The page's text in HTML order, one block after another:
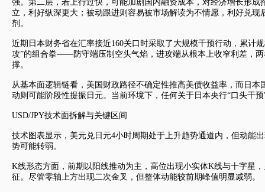
强。第二层，若上行过快，可能加剧国内融资成本，对经济增长形成
立，利好纵深更大；被动跟进则容易被市场解读为不情愿，利好兑现
剂。
近期日本财务省在汇率接近160关口时采取了大规模干预行动，累计
攻”的组合拳——防守端压制空头气焰，进攻端从根本上收窄利差，
撑。
从基本面逻辑链看，美国财政路径不确定性推高美债收益率，而日
动则可能阶段性提振日元。当前环境下，任何关于日本央行“口头干
USD/JPY技术面拆解与关键区间
技术图表显示， 美元兑日元4小时周期处于上升趋势通道内，但动能
势可能转弱。
K线形态方面，前期以阳线推动为主，高位出现小实体K线与十字星
征。尽管零轴上方出现二次金叉，但整体动能较前期峰值明显减弱。